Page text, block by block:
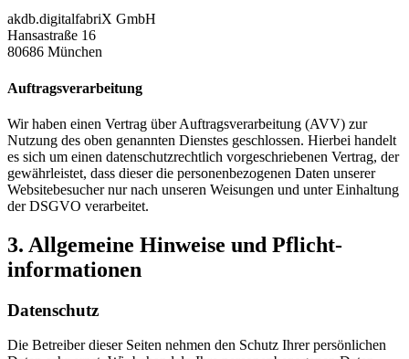
akdb.digitalfabriX GmbH
Hansastraße 16
80686 München
Auftragsverarbeitung
Wir haben einen Vertrag über Auftragsverarbeitung (AVV) zur
Nutzung des oben genannten Dienstes geschlossen. Hierbei handelt
es sich um einen datenschutzrechtlich vorgeschriebenen Vertrag, der
gewährleistet, dass dieser die personenbezogenen Daten unserer
Websitebesucher nur nach unseren Weisungen und unter Einhaltung
der DSGVO verarbeitet.
3. Allgemeine Hinweise und Pflicht­
informationen
Datenschutz
Die Betreiber dieser Seiten nehmen den Schutz Ihrer persönlichen